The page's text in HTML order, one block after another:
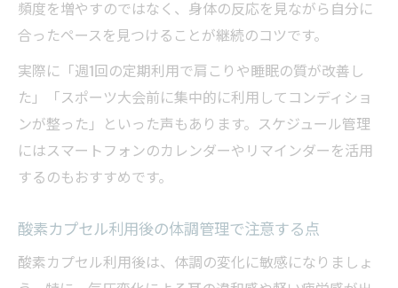
頻度を増やすのではなく、身体の反応を見ながら自分に
合ったペースを見つけることが継続のコツです。
実際に「週1回の定期利用で肩こりや睡眠の質が改善し
た」「スポーツ大会前に集中的に利用してコンディショ
ンが整った」といった声もあります。スケジュール管理
にはスマートフォンのカレンダーやリマインダーを活用
するのもおすすめです。
酸素カプセル利用後の体調管理で注意する点
酸素カプセル利用後は、体調の変化に敏感になりましょ